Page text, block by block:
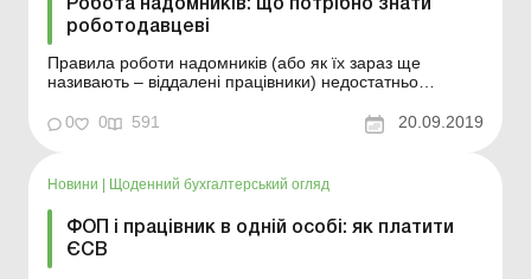
Робота надомників: що потрібно знати
роботодавцеві
Правила роботи надомників (або як їх зараз ще
називають – віддалені працівники) недостатньо
керуватися досить старими документами, а саме
Положенням, затвердженим постановою Держкомпраці
документ є...
0 0 591 20.09.2019
Новини | Щоденний бухгалтерський огляд
ФОП і працівник в одній особі: як платити
ЄСВ